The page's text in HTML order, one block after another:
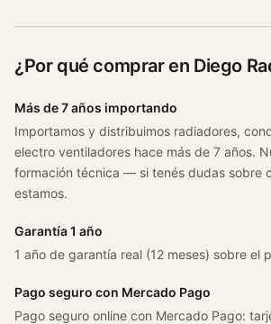
¿Por qué comprar en Diego
Más de 7 años importando
Importamos y distribuimos radiadores,
electro ventiladores hace más de 7 años.
formación técnica — si tenés dudas sobre
estamos.
Garantía 1 año
1 año de garantía real (12 meses) sobre el
Pago seguro con Mercado Pago
Pago seguro online con Mercado Pago: